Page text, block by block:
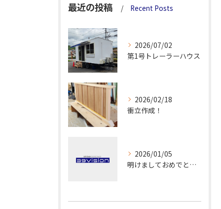
最近の投稿 Recent Posts
2026/07/02
第1号トレーラーハウス
2026/02/18
衝立作成！
2026/01/05
明けましておめでとうございます！